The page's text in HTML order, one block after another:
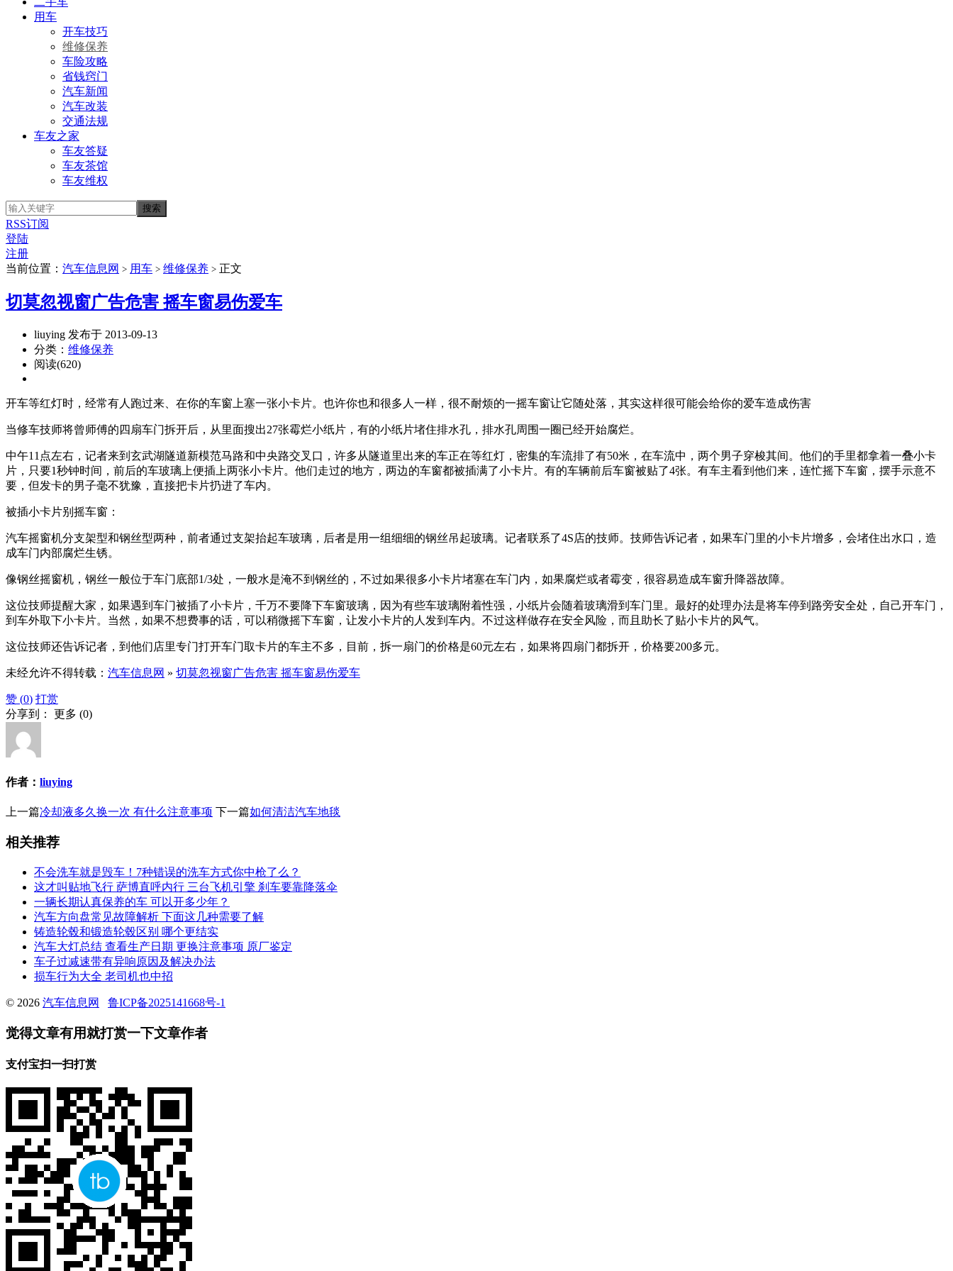
用车
开车技巧
维修保养
车险攻略
省钱窍门
汽车新闻
汽车改装
交通法规
车友之家
车友答疑
车友茶馆
车友维权
RSS订阅
登陆
注册
当前位置： 汽车信息网 > 用车 > 维修保养 > 正文
切莫忽视窗广告危害 摇车窗易伤爱车
liuying 发布于 2013-09-13
分类： 维修保养
阅读(620)
开车等红灯时，经常有人跑过来、在你的车窗上塞一张小卡片。也许你也和很多人一样，很不耐烦的一摇车窗让它随处落，其实这样很可能会给你的爱车造成伤害
当修车技师将曾师傅的四扇车门拆开后，从里面搜出27张霉烂小纸片，有的小纸片堵住排水孔，排水孔周围一圈已经开始腐烂。
中午11点左右，记者来到玄武湖隧道新模范马路和中央路交叉口，许多从隧道里出来的车正在等红灯，密集的车流排了有50米，在车流中，两个男子穿梭其间。他们的手里都拿着一叠小卡
片，只要1秒钟时间，前后的车玻璃上便插上两张小卡片。他们走过的地方，两边的车窗都被插满了小卡片。有的车辆前后车窗被贴了4张。有车主看到他们来，连忙摇下车窗，摆手示意不
要，但发卡的男子毫不犹豫，直接把卡片扔进了车内。
被插小卡片别摇车窗：
汽车摇窗机分支架型和钢丝型两种，前者通过支架抬起车玻璃，后者是用一组细细的钢丝吊起玻璃。记者联系了4S店的技师。技师告诉记者，如果车门里的小卡片增多，会堵住出水口，造
成车门内部腐烂生锈。
像钢丝摇窗机，钢丝一般位于车门底部1/3处，一般水是淹不到钢丝的，不过如果很多小卡片堵塞在车门内，如果腐烂或者霉变，很容易造成车窗升降器故障。
这位技师提醒大家，如果遇到车门被插了小卡片，千万不要降下车窗玻璃，因为有些车玻璃附着性强，小纸片会随着玻璃滑到车门里。最好的处理办法是将车停到路旁安全处，自己开车门，
到车外取下小卡片。当然，如果不想费事的话，可以稍微摇下车窗，让发小卡片的人发到车内。不过这样做存在安全风险，而且助长了贴小卡片的风气。
这位技师还告诉记者，到他们店里专门打开车门取卡片的车主不多，目前，拆一扇门的价格是60元左右，如果将四扇门都拆开，价格要200多元。
未经允许不得转载： 汽车信息网 » 切莫忽视窗广告危害 摇车窗易伤爱车
赞 (0) 打赏
分享到： 更多 (0)
作者： liuying
上一篇冷却液多久换一次 有什么注意事项 下一篇如何清洁汽车地毯
相关推荐
不会洗车就是毁车！7种错误的洗车方式你中枪了么？
这才叫贴地飞行 萨博直呼内行 三台飞机引擎 刹车要靠降落伞
一辆长期认真保养的车 可以开多少年？
汽车方向盘常见故障解析 下面这几种需要了解
铸造轮毂和锻造轮毂区别 哪个更结实
汽车大灯总结 查看生产日期 更换注意事项 原厂鉴定
车子过减速带有异响原因及解决办法
损车行为大全 老司机也中招
© 2026 汽车信息网 鲁ICP备2025141668号-1
觉得文章有用就打赏一下文章作者
支付宝扫一扫打赏